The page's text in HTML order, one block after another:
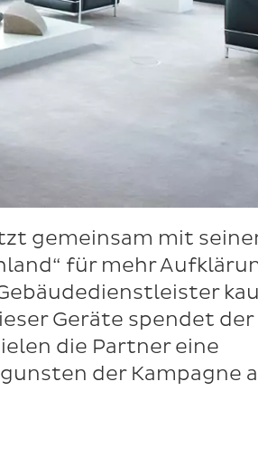
gemeinsam mit
für mehr
Geräte spendet der
die Partner eine
der Kampagne